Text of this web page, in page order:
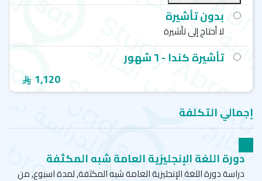
بدون تأشيرة
لا أحتاج إلى تأشيرة
تأشيرة كندا - ٦ شهور
1,120
إجمالي التكلفة
دورة اللغة الإنجليزية العامة شبه المكثفة
دراسة دورة اللغة الإنجليزية العامة شبه المكثفة, لمدة اسبوع, من